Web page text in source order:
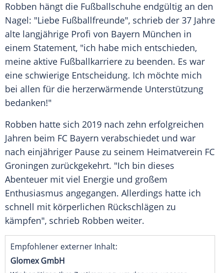
Robben hängt die Fußballschuhe endgültig an den
Nagel: "Liebe Fußballfreunde", schrieb der 37 Jahre
alte langjährige Profi von Bayern München in
einem Statement, "ich habe mich entschieden,
meine aktive Fußballkarriere zu beenden. Es war
eine schwierige Entscheidung. Ich möchte mich
bei allen für die herzerwärmende Unterstützung
bedanken!"
Robben hatte sich 2019 nach zehn erfolgreichen
Jahren beim FC Bayern verabschiedet und war
nach einjähriger Pause zu seinem Heimatverein FC
Groningen zurückgekehrt. "Ich bin dieses
Abenteuer mit viel Energie und großem
Enthusiasmus angegangen. Allerdings hatte ich
schnell mit körperlichen Rückschlägen zu
kämpfen", schrieb Robben weiter.
Empfohlener externer Inhalt:
Glomex GmbH